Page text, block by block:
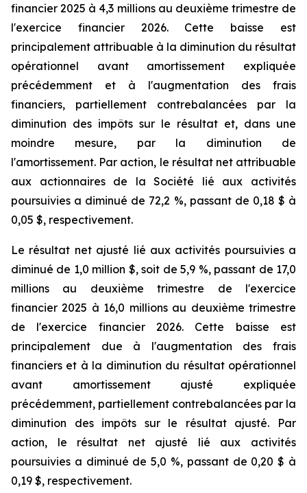
financier 2025 à 4,3 millions au deuxième trimestre de
l'exercice financier 2026. Cette baisse est
principalement attribuable à la diminution du résultat
opérationnel avant amortissement expliquée
précédemment et à l'augmentation des frais
financiers, partiellement contrebalancées par la
diminution des impôts sur le résultat et, dans une
moindre mesure, par la diminution de
l'amortissement. Par action, le résultat net attribuable
aux actionnaires de la Société lié aux activités
poursuivies a diminué de 72,2 %, passant de 0,18 $ à
0,05 $, respectivement.
Le résultat net ajusté lié aux activités poursuivies a
diminué de 1,0 million $, soit de 5,9 %, passant de 17,0
millions au deuxième trimestre de l'exercice
financier 2025 à 16,0 millions au deuxième trimestre
de l'exercice financier 2026. Cette baisse est
principalement due à l'augmentation des frais
financiers et à la diminution du résultat opérationnel
avant amortissement ajusté expliquée
précédemment, partiellement contrebalancées par la
diminution des impôts sur le résultat ajusté. Par
action, le résultat net ajusté lié aux activités
poursuivies a diminué de 5,0 %, passant de 0,20 $ à
0,19 $, respectivement.